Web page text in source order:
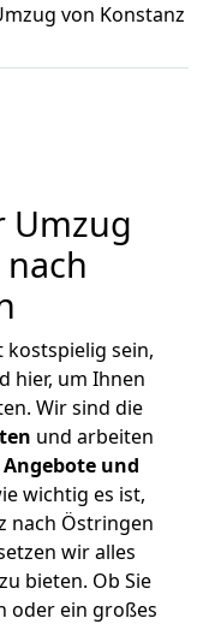
von Konstanz
Umzug
sein,
hier, um Ihnen
Wir sind die
und arbeiten
und
wichtig es ist,
nach Östringen
wir alles
bieten. Ob Sie
oder ein großes